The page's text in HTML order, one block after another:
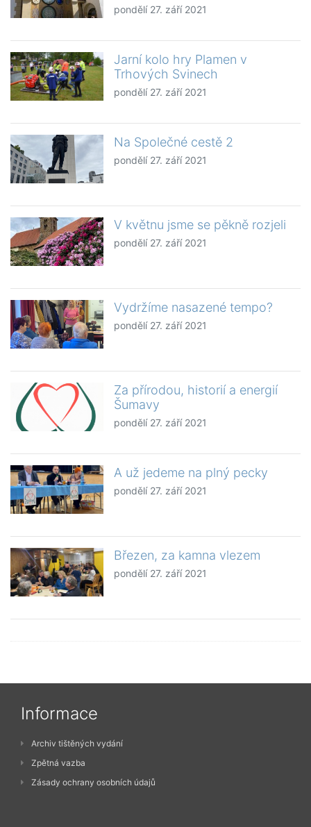
pondělí 27. září 2021
Jarní kolo hry Plamen v
Trhových Svinech
pondělí 27. září 2021
Na Společné cestě 2
pondělí 27. září 2021
V květnu jsme se pěkně rozjeli
pondělí 27. září 2021
Vydržíme nasazené tempo?
pondělí 27. září 2021
Za přírodou, historií a energií
Šumavy
pondělí 27. září 2021
A už jedeme na plný pecky
pondělí 27. září 2021
Březen, za kamna vlezem
pondělí 27. září 2021
Informace
Archiv tištěných vydání
Zpětná vazba
Zásady ochrany osobních údajů